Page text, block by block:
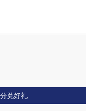
兑好礼